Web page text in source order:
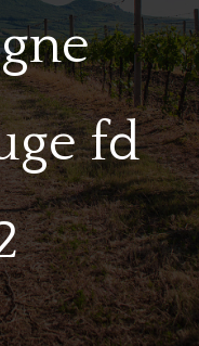
fd